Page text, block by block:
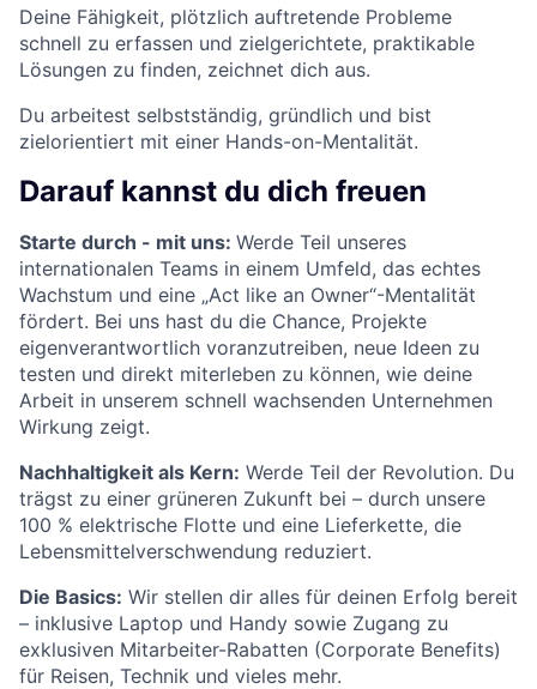
Deine Fähigkeit, plötzlich auftretende Probleme
schnell zu erfassen und zielgerichtete, praktikable
Lösungen zu finden, zeichnet dich aus.
Du arbeitest selbstständig, gründlich und bist
zielorientiert mit einer Hands-on-Mentalität.
Darauf kannst du dich freuen
Starte durch - mit uns: Werde Teil unseres
internationalen Teams in einem Umfeld, das echtes
Wachstum und eine „Act like an Owner“-Mentalität
fördert. Bei uns hast du die Chance, Projekte
eigenverantwortlich voranzutreiben, neue Ideen zu
testen und direkt miterleben zu können, wie deine
Arbeit in unserem schnell wachsenden Unternehmen
Wirkung zeigt.
Nachhaltigkeit als Kern: Werde Teil der Revolution. Du
trägst zu einer grüneren Zukunft bei – durch unsere
100 % elektrische Flotte und eine Lieferkette, die
Lebensmittelverschwendung reduziert.
Die Basics: Wir stellen dir alles für deinen Erfolg bereit
– inklusive Laptop und Handy sowie Zugang zu
exklusiven Mitarbeiter-Rabatten (Corporate Benefits)
für Reisen, Technik und vieles mehr.